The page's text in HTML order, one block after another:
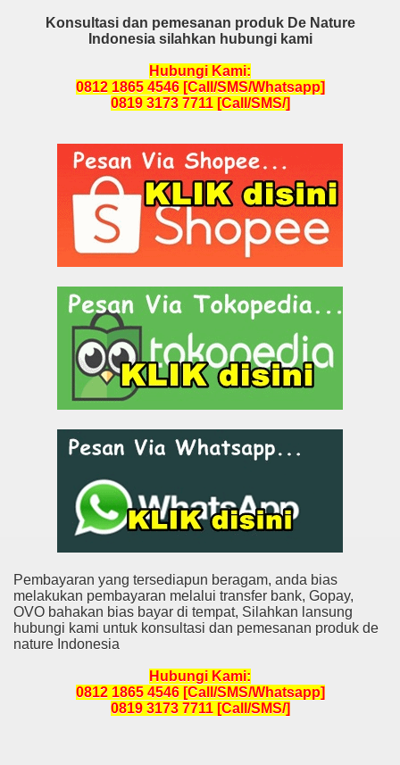
Konsultasi dan pemesanan produk De Nature
Indonesia silahkan hubungi kami
Hubungi Kami:
0812 1865 4546 [Call/SMS/Whatsapp]
0819 3173 7711 [Call/SMS/]
Pembayaran yang tersediapun beragam, anda bias
melakukan pembayaran melalui transfer bank, Gopay,
OVO bahakan bias bayar di tempat, Silahkan lansung
hubungi kami untuk konsultasi dan pemesanan produk de
nature Indonesia
Hubungi Kami:
0812 1865 4546 [Call/SMS/Whatsapp]
0819 3173 7711 [Call/SMS/]